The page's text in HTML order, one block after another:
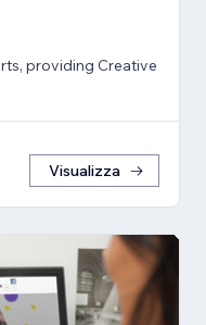
providing Creative
Visualizza